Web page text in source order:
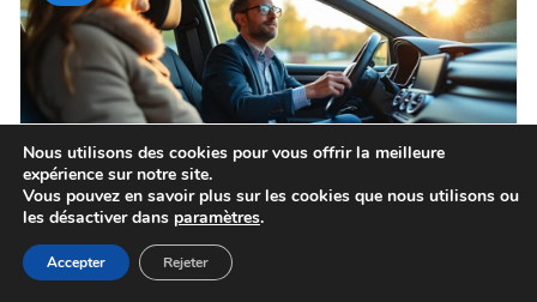
24 juillet 2026
Formation du permis D et de la FIMO :
Nous utilisons des cookies pour vous offrir la meilleure
expérience sur notre site.
Vous pouvez en savoir plus sur les cookies que nous utilisons ou
les désactiver dans paramètres.
Accepter Rejeter